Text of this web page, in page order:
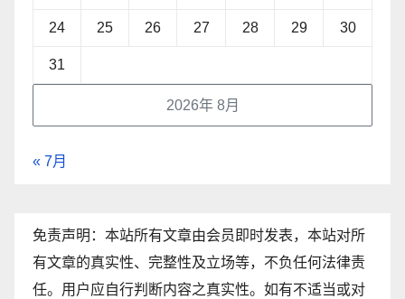
2026年 8月
24 25 26 27 28 29 30
31
« 7月
免责声明：本站所有文章由会员即时发表，本站对所
有文章的真实性、完整性及立场等，不负任何法律责
任。用户应自行判断内容之真实性。如有不适当或对